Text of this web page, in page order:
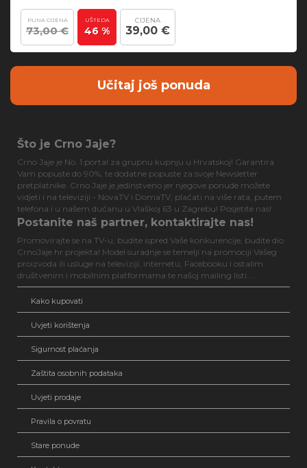
PUNA CIJENA
73,00 €
UŠTEDA
46 %
CIJENA
39,00 €
Učitaj još ponuda
Što je Crno Jaje?
Crno Jaje je No. 1 portal za grupnu kupnju u Hrvatskoj! Garantira
Vam popuste do 90%, te dodatne popuste za svoje Newsletter
pretplatnike. Crno Jaje je jedinstveno jer njegove ponude možete
vidjeti i na televiziji - NovaTV i DomaTV, plaćati na više rata, putem
telefona i u našem dućanu u Vlaškoj 63 u Zagrebu! Posjetite nas!
Postanite naš partner, kontaktirajte nas!
Promovirajte se na TV-u, budite ispred Vaše konkurencije, budite dio
CrnoJaje.hr projekta! Model suradnje se temelji na promociji Vašeg
proizvoda ili usluge na televiziji, internetu, Facebooku i ostalim
društvenim i mobilnim platformama te našoj mailing listi...
Kako kupovati
Uvjeti korištenja
Sigurnost plaćanja
Zaštita osobnih podataka
Uvjeti prodaje
Pravila o povratu
Stare ponude